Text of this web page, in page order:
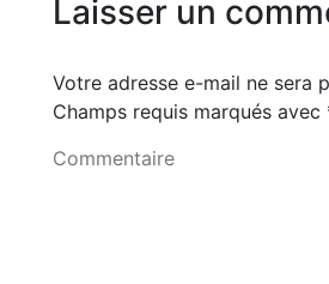
Laisser un
Votre adresse e-mail ne sera
Champs requis marqués avec
Commentaire